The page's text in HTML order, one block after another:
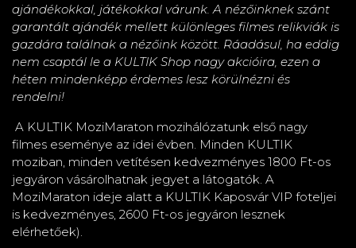
ajándékokkal, játékokkal várunk. A nézőinknek szánt
garantált ajándék mellett különleges filmes relikviák is
gazdára találnak a nézőink között. Ráadásul, ha eddig
nem csaptál le a KULTIK Shop nagy akcióira, ezen a
héten mindenképp érdemes lesz körülnézni és
rendelni!
A KULTIK MoziMaraton mozihálózatunk első nagy
filmes eseménye az idei évben. Minden KULTIK
moziban, minden vetítésen kedvezményes 1800 Ft-os
jegyáron vásárolhatnak jegyet a látogatók. A
MoziMaraton ideje alatt a KULTIK Kaposvár VIP foteljei
is kedvezményes, 2600 Ft-os jegyáron lesznek
elérhetőek).